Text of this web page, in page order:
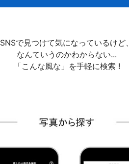
SNSで見つけて気になっているけど、
なんていうのかわからない...
「こんな風な」を手軽に検索 !